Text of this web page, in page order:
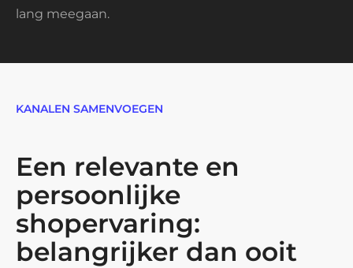
lang meegaan.
KANALEN SAMENVOEGEN
Een relevante en
persoonlijke
shopervaring:
belangrijker dan ooit